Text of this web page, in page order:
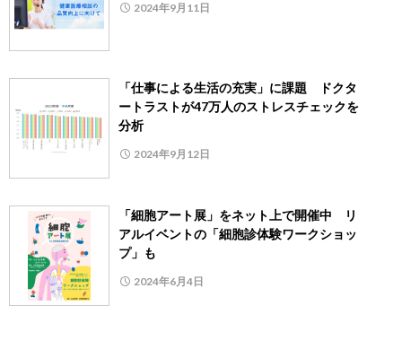
2024年9月11日
「仕事による生活の充実」に課題 ドクタ
ートラストが47万人のストレスチェックを
分析
2024年9月12日
「細胞アート展」をネット上で開催中 リ
アルイベントの「細胞診体験ワークショッ
プ」も
2024年6月4日